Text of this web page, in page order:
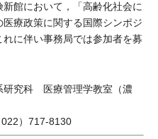
館において，「高齢化社会に
療政策に関する国際シンポジ
に伴い事務局では参加者を募
研究科 医療管理学教室（濃
）717-8130